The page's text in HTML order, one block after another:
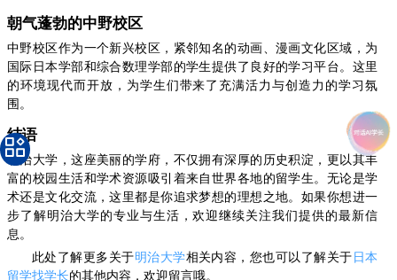
朝气蓬勃的中野校区
中野校区作为一个新兴校区，紧邻知名的动画、漫画文化区域，为
国际日本学部和综合数理学部的学生提供了良好的学习平台。这里
的环境现代而开放，为学生们带来了充满活力与创造力的学习氛
围。
结语
明治大学，这座美丽的学府，不仅拥有深厚的历史积淀，更以其丰
富的校园生活和学术资源吸引着来自世界各地的留学生。无论是学
术还是文化交流，这里都是你追求梦想的理想之地。如果你想进一
步了解明治大学的专业与生活，欢迎继续关注我们提供的最新信
息。
此处了解更多关于明治大学相关内容，您也可以了解关于 日本
留学找学长的其他内容，欢迎留言哦。